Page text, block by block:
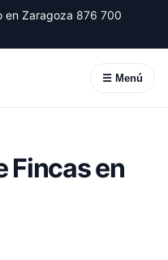
en Zaragoza 876 700
☰ Menú
Fincas en